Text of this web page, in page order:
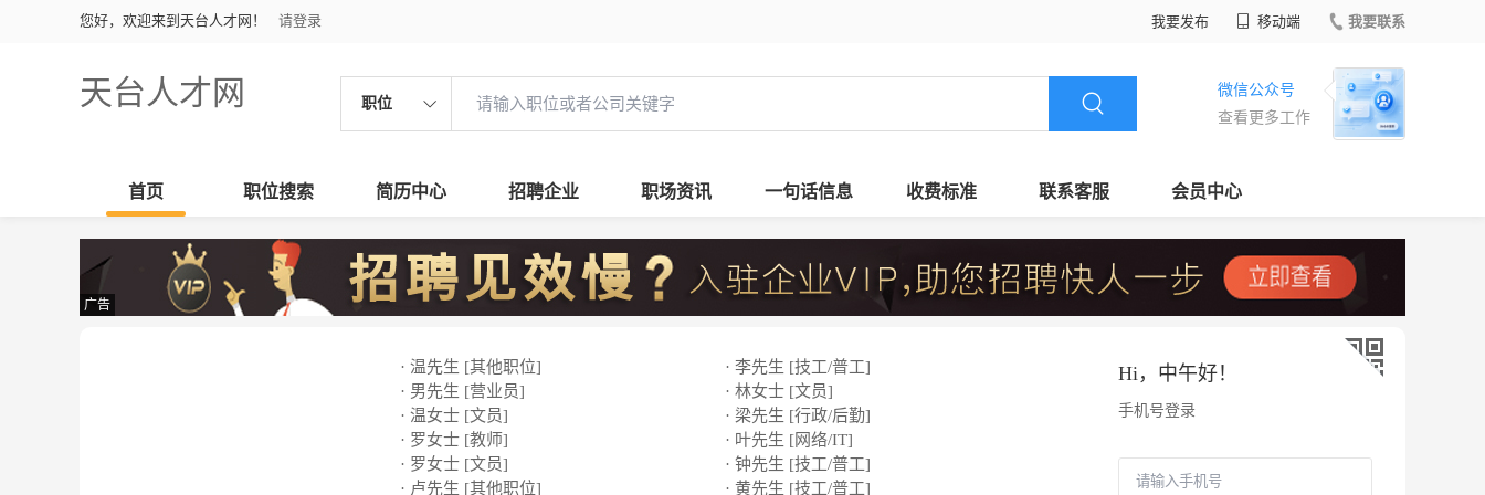
您好，欢迎来到天台人才网！ 请登录 我要发布 移动端 我要联系
天台人才网 职位
微信公众号
查看更多工作
首页 职位搜索 简历中心 招聘企业 职场资讯 一句话信息 收费标准 联系客服 会员中心
广告
· 温先生 [其他职位]
· 李先生 [技工/普工]
· 男先生 [营业员]
· 林女士 [文员]
· 温女士 [文员]
· 梁先生 [行政/后勤]
· 罗女士 [教师]
· 叶先生 [网络/IT]
· 罗女士 [文员]
· 钟先生 [技工/普工]
· 卢先生 [其他职位]
· 黄先生 [技工/普工]
Hi， 中午好！
手机号登录